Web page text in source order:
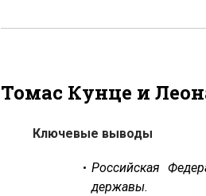
Томас Кунце и
Ключевые выводы
Российская
державы.